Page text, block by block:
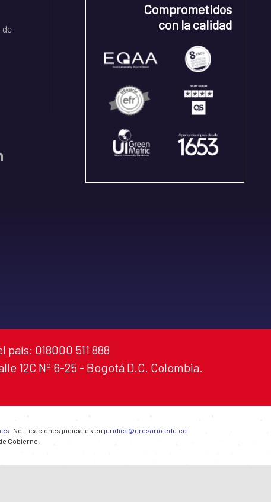
Comprometidos
con la calidad
018000 511 888
12C Nº 6-25 - Bogotá D.C. Colombia.
| Notificaciones judiciales en juridica@urosario.edu.co
Gobierno.